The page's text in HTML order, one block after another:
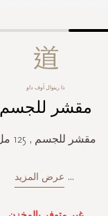
ذا ريتوال أوف داو
مقشر للجسم
مقشر للجسم , 125 مل
... عرض المزيد